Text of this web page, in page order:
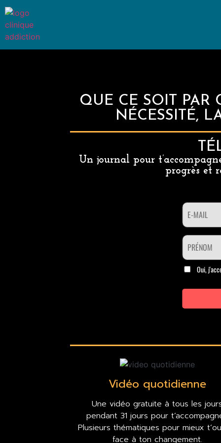
QUE CE SOIT PAR
NÉCESSITÉ,
Un journal pour
progrès et
Vidéo quotidienne
Une vidéo gratuite à tous les
pendant 31 jours pour
Plusieurs thématiques pour mieux
face à ton changement.